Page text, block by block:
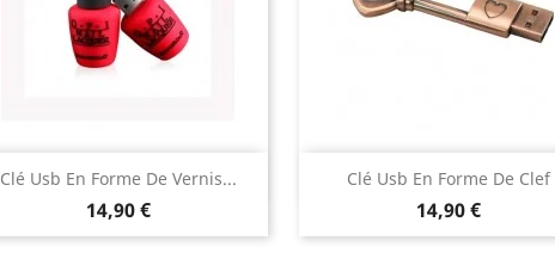
Clé Usb En Forme De Vernis...
Prix
14,90 €
 Aperçu rapide
bleuorange
Clé Usb En Forme De Clef
Prix
14,90 €
Aperçu rapide